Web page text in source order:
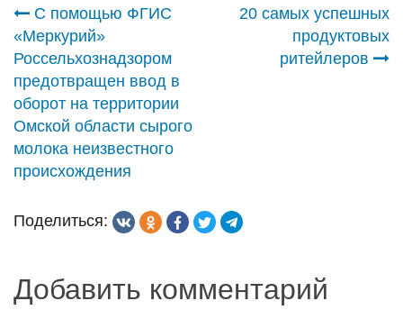
Навигация
по
записям
С помощью ФГИС
«Меркурий»
Россельхознадзором
предотвращен ввод в
оборот на территории
Омской области сырого
молока неизвестного
происхождения
20 самых успешных
продуктовых
ритейлеров
Поделиться:
Добавить комментарий